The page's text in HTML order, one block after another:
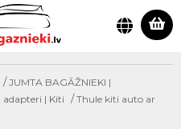
/JUMTA BAGĀŽNIEKI |
| Kiti /Thule kiti auto ar